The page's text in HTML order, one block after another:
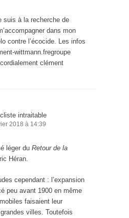
suis à la recherche de
dans mon
contre l’écocide. Les infos
wittmann.fregroupe
clément
intraitable
2018 à 14:39
léger du Retour de la
Héran.
cependant : l’expansion
peu avant 1900 en même
faisaient leur
villes. Toutefois